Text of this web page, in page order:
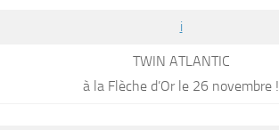
i
TWIN ATLANTIC
à la Flèche d’Or le 26 novembre !